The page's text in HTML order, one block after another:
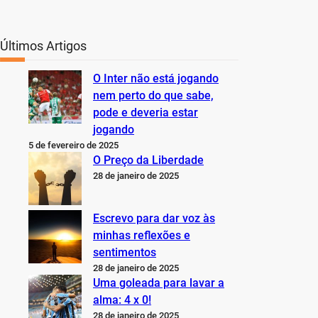
Últimos Artigos
O Inter não está jogando
nem perto do que sabe,
pode e deveria estar
jogando
5 de fevereiro de 2025
O Preço da Liberdade
28 de janeiro de 2025
Escrevo para dar voz às
minhas reflexões e
sentimentos
28 de janeiro de 2025
Uma goleada para lavar a
alma: 4 x 0!
28 de janeiro de 2025